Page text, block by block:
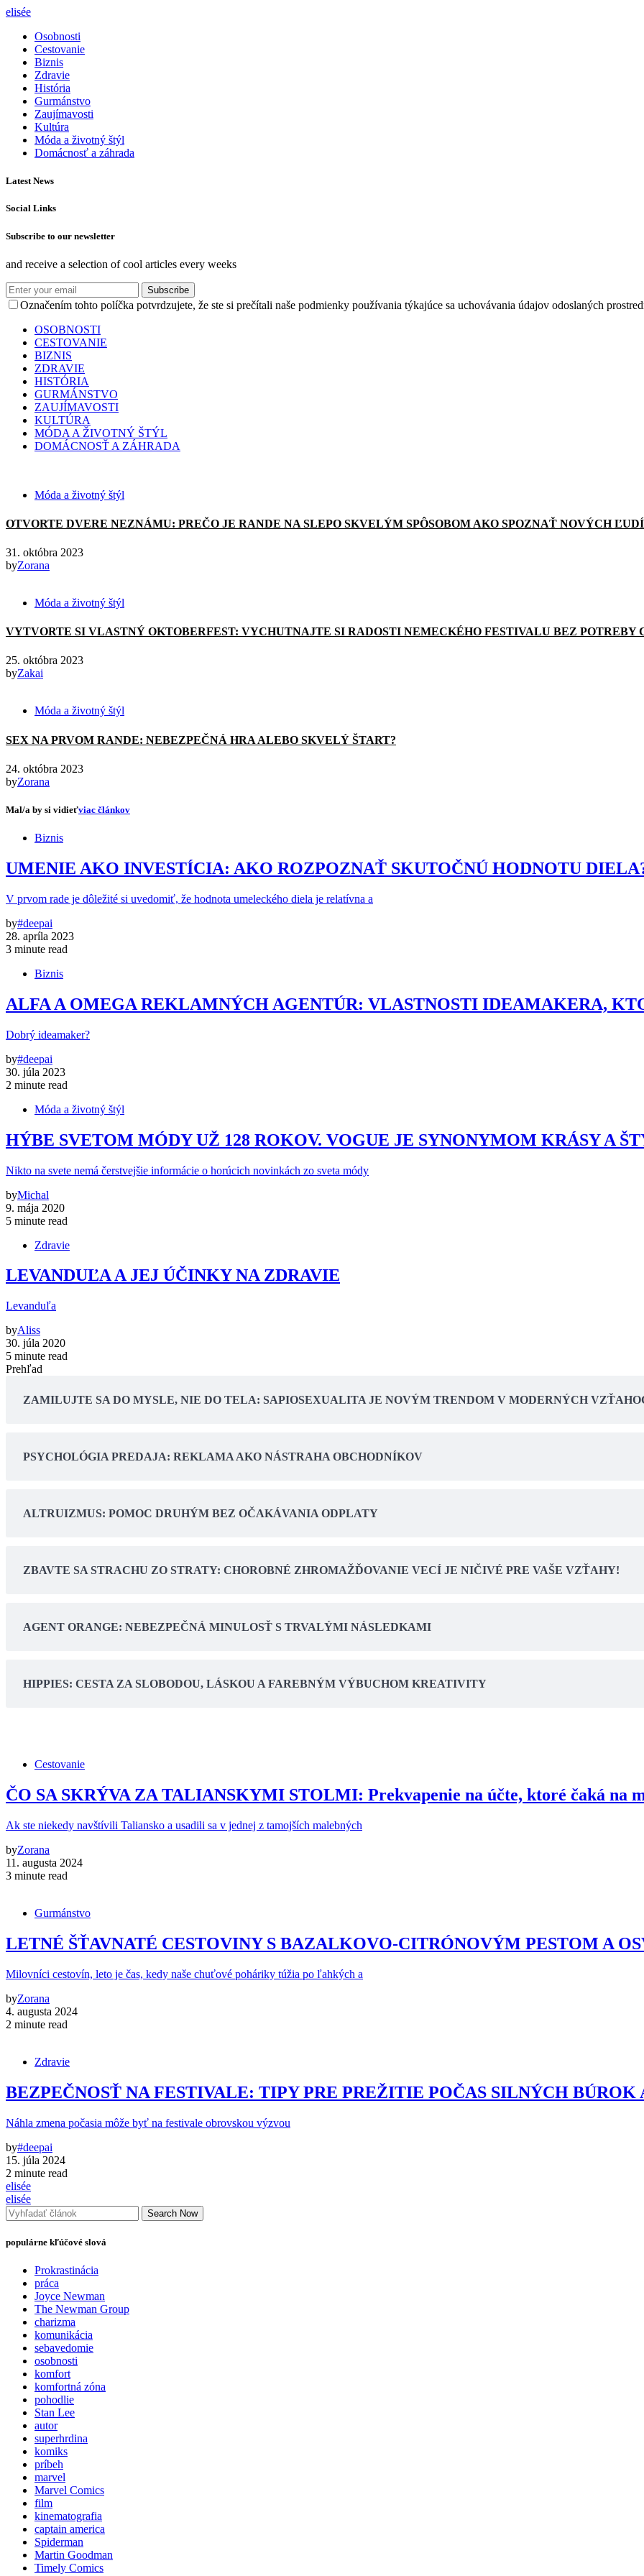
elisée
Osobnosti
Cestovanie
Biznis
Zdravie
História
Gurmánstvo
Zaujímavosti
Kultúra
Móda a životný štýl
Domácnosť a záhrada
Latest News
Social Links
Subscribe to our newsletter
and receive a selection of cool articles every weeks
Subscribe
Označením tohto políčka potvrdzujete, že ste si prečítali naše podmienky používania týkajúce sa uchovávania údajov odoslaných
OSOBNOSTI
CESTOVANIE
BIZNIS
ZDRAVIE
HISTÓRIA
GURMÁNSTVO
ZAUJÍMAVOSTI
KULTÚRA
MÓDA A ŽIVOTNÝ ŠTÝL
DOMÁCNOSŤ A ZÁHRADA
Móda a životný štýl
OTVORTE DVERE NEZNÁMU: PREČO JE RANDE NA SLEPO SKVELÝM SPÔSOBOM AKO SPOZNAŤ NOVÝCH
31. októbra 2023
byZorana
Móda a životný štýl
VYTVORTE SI VLASTNÝ OKTOBERFEST: VYCHUTNAJTE SI RADOSTI NEMECKÉHO FESTIVALU BEZ POTREBY
25. októbra 2023
byZakai
Móda a životný štýl
SEX NA PRVOM RANDE: NEBEZPEČNÁ HRA ALEBO SKVELÝ ŠTART?
24. októbra 2023
byZorana
Mal/a by si vidieťviac článkov
Biznis
UMENIE AKO INVESTÍCIA: AKO ROZPOZNAŤ SKUTOČNÚ HODNOTU
V prvom rade je dôležité si uvedomiť, že hodnota umeleckého diela je relatívna a
by#deepai
28. apríla 2023
3 minute read
Biznis
ALFA A OMEGA REKLAMNÝCH AGENTÚR: VLASTNOSTI IDEAMAKERA,
Dobrý ideamaker?
by#deepai
30. júla 2023
2 minute read
Móda a životný štýl
HÝBE SVETOM MÓDY UŽ 128 ROKOV. VOGUE JE SYNONYMOM KRÁSY A
Nikto na svete nemá čerstvejšie informácie o horúcich novinkách zo sveta módy
byMichal
9. mája 2020
5 minute read
Zdravie
LEVANDUĽA A JEJ ÚČINKY NA ZDRAVIE
Levanduľa
byAliss
30. júla 2020
5 minute read
Prehľad
ZAMILUJTE SA DO MYSLE, NIE DO TELA: SAPIOSEXUALITA JE NOVÝM TRENDOM V MODERNÝCH
PSYCHOLÓGIA PREDAJA: REKLAMA AKO NÁSTRAHA OBCHODNÍKOV
ALTRUIZMUS: POMOC DRUHÝM BEZ OČAKÁVANIA ODPLATY
ZBAVTE SA STRACHU ZO STRATY: CHOROBNÉ ZHROMAŽĎOVANIE VECÍ JE NIČIVÉ PRE VAŠE VZŤAHY!
AGENT ORANGE: NEBEZPEČNÁ MINULOSŤ S TRVALÝMI NÁSLEDKAMI
HIPPIES: CESTA ZA SLOBODOU, LÁSKOU A FAREBNÝM VÝBUCHOM KREATIVITY
Cestovanie
ČO SA SKRÝVA ZA TALIANSKYMI STOLMI: Prekvapenie na účte, ktoré čaká na
Ak ste niekedy navštívili Taliansko a usadili sa v jednej z tamojších malebných
byZorana
11. augusta 2024
3 minute read
Gurmánstvo
LETNÉ ŠŤAVNATÉ CESTOVINY S BAZALKOVO-CITRÓNOVÝM PESTOM A
Milovníci cestovín, leto je čas, kedy naše chuťové poháriky túžia po ľahkých a
byZorana
4. augusta 2024
2 minute read
Zdravie
BEZPEČNOSŤ NA FESTIVALE: TIPY PRE PREŽITIE POČAS SILNÝCH BÚROK
Náhla zmena počasia môže byť na festivale obrovskou výzvou
by#deepai
15. júla 2024
2 minute read
elisée
elisée
Search Now
populárne kľúčové slová
Prokrastinácia
práca
Joyce Newman
The Newman Group
charizma
komunikácia
sebavedomie
osobnosti
komfort
komfortná zóna
pohodlie
Stan Lee
autor
superhrdina
komiks
príbeh
marvel
Marvel Comics
film
kinematografia
captain america
Spiderman
Martin Goodman
Timely Comics